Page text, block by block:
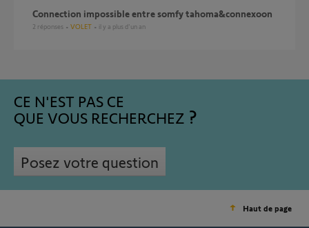
connection impossible entre somfy tahoma&connexoon
2 réponses VOLET il y a plus d'un an
CE N'EST PAS CE
QUE VOUS RECHERCHEZ
Posez votre question
Haut de page